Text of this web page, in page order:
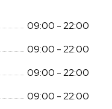
09:00 - 22:00
09:00 - 22:00
09:00 - 22:00
09:00 - 22:00